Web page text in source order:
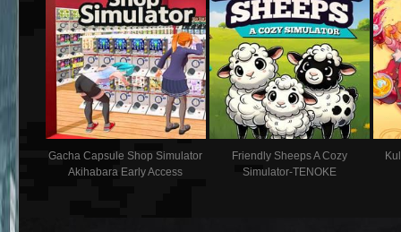
Gacha Capsule Shop Simulator
Akihabara Early Access
Friendly Sheeps A Cozy
Simulator-TENOKE